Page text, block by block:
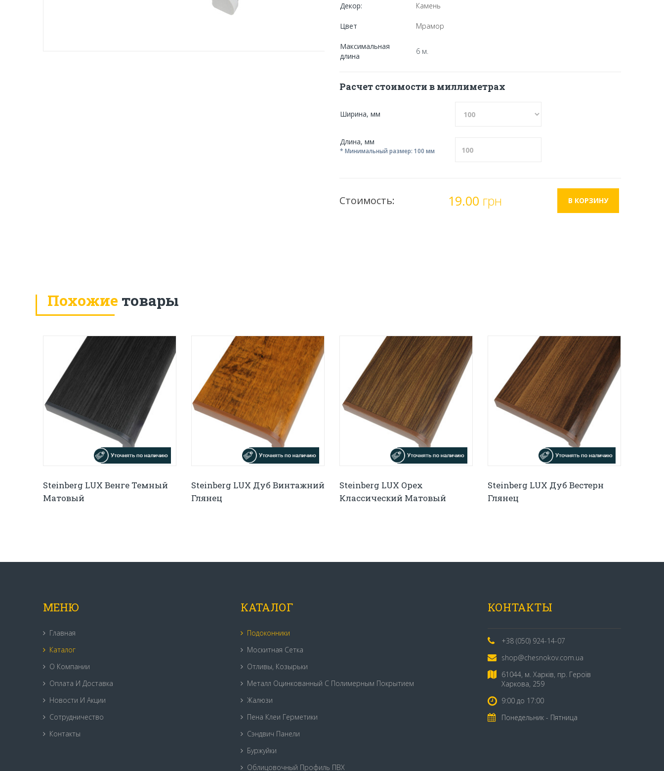
Декор: Камень
Цвет Мрамор
Максимальная
длина
6 м.
Расчет стоимости в миллиметрах
Ширина, мм
Длина, мм
* Минимальный размер: 100 мм
Стоимость: 19.00 грн
Похожие товары
Steinberg LUX Венге Темный
Матовый
Steinberg LUX Дуб Винтажний
Глянец
Steinberg LUX Орех
Классический Матовый
Steinberg LUX Дуб Вестерн
Глянец
МЕНЮ
Главная
Каталог
О Компании
Оплата И Доставка
Новости И Акции
Сотрудничество
Контакты
КАТАЛОГ
Подоконники
Москитная Сетка
Отливы, Козырьки
Металл Оцинкованный С Полимерным Покрытием
Жалюзи
Пена Клеи Герметики
Сэндвич Панели
Буржуйки
Облицовочный Профиль ПВХ
КОНТАКТЫ
+38 (050) 924-14-07
shop@chesnokov.com.ua
61044, м. Харків, пр. Героїв
Харкова, 259
9:00 до 17:00
Понедельник - Пятница